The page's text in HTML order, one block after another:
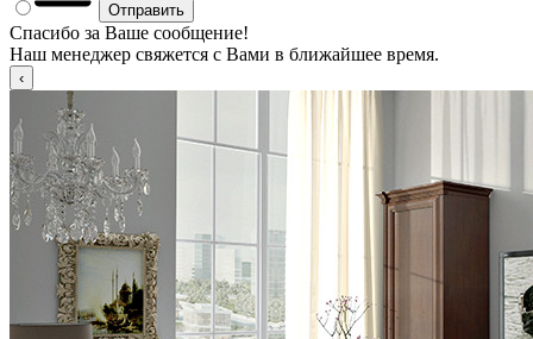
Спасибо за Ваше сообщение!
Наш менеджер свяжется с Вами в ближайшее время.